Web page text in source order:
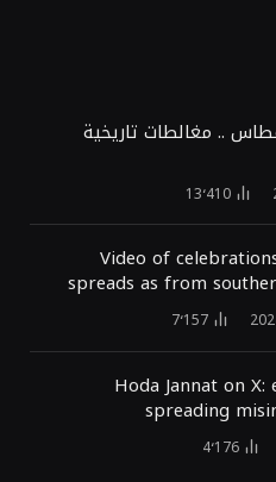
.. مغالطات تاريخية
13٬410
Video of
spreads as from
7٬157
Hoda Jannat on
spreading
4٬176